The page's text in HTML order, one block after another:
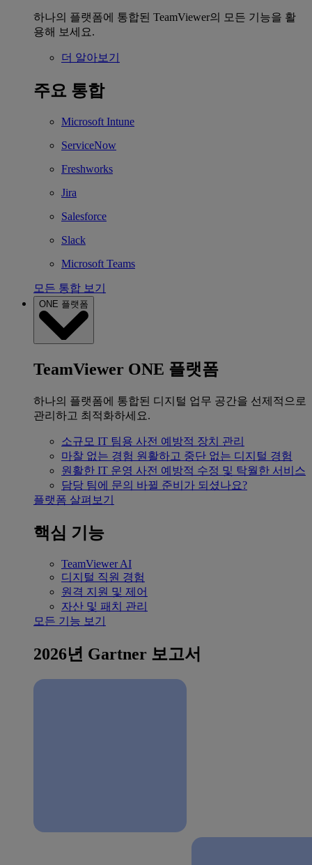
하나의 플랫폼에 통합된 TeamViewer의 모든 기능을 활
용해 보세요.
더 알아보기
주요 통합
Microsoft Intune
ServiceNow
Freshworks
Jira
Salesforce
Slack
Microsoft Teams
모든 통합 보기
ONE 플랫폼
TeamViewer ONE 플랫폼
하나의 플랫폼에 통합된 디지털 업무 공간을 선제적으로
관리하고 최적화하세요.
소규모 IT 팀용 사전 예방적 장치 관리
마찰 없는 경험 원활하고 중단 없는 디지털 경험
원활한 IT 운영 사전 예방적 수정 및 탁월한 서비스
담당 팀에 문의 바뀔 준비가 되셨나요?
플랫폼 살펴보기
핵심 기능
TeamViewer AI
디지털 직원 경험
원격 지원 및 제어
자산 및 패치 관리
모든 기능 보기
2026년 Gartner 보고서